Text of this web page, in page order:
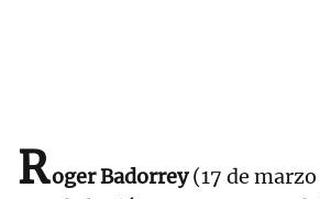
Roger Badorrey(17 de